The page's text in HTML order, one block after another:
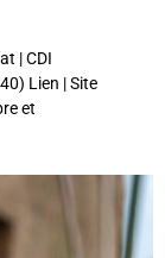
| CDI
Lien | Site
et